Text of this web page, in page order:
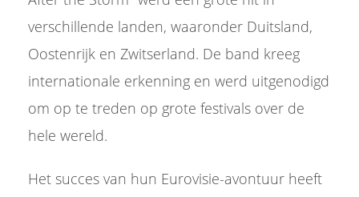
verschillende landen, waaronder Duitsland,
Oostenrijk en Zwitserland. De band kreeg
internationale erkenning en werd uitgenodigd
om op te treden op grote festivals over de
hele wereld.
Het succes van hun Eurovisie-avontuur heeft